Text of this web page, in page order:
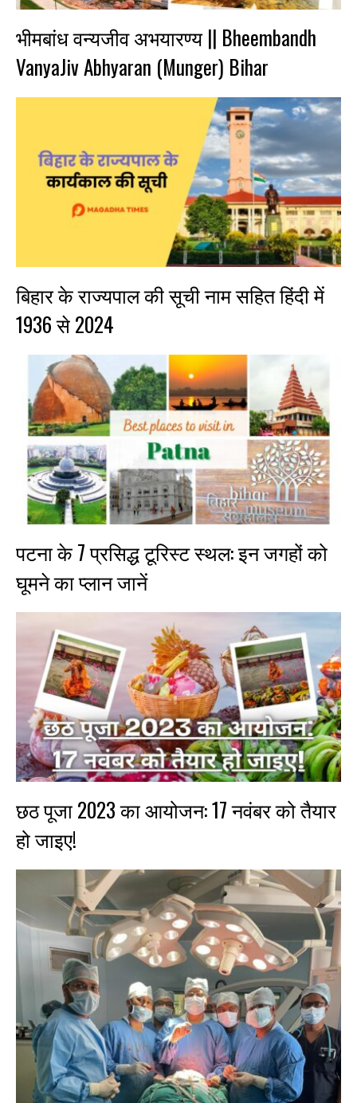
भीमबांध वन्यजीव अभयारण्य || Bheembandh
VanyaJiv Abhyaran (Munger) Bihar
बिहार के राज्यपाल की सूची नाम सहित हिंदी में
1936 से 2024
पटना के 7 प्रसिद्ध टूरिस्ट स्थल: इन जगहों को
घूमने का प्लान जानें
छठ पूजा 2023 का आयोजन: 17 नवंबर को तैयार
हो जाइए!